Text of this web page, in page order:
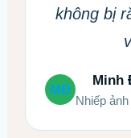
không bị
MĐ
Minh
Nhiếp